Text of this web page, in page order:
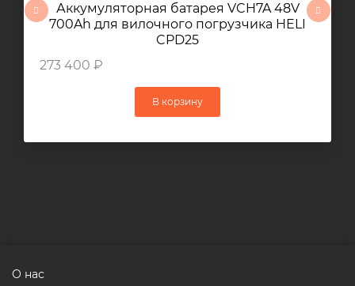
Аккумуляторная батарея VCH7A 48V
700Ah для вилочного погрузчика HELI
CPD25
273 400 ₽
В корзину
О нас